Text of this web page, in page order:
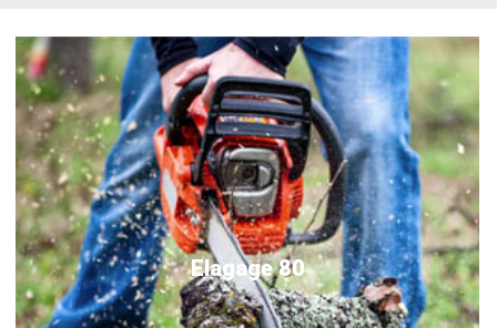
Elagage 80